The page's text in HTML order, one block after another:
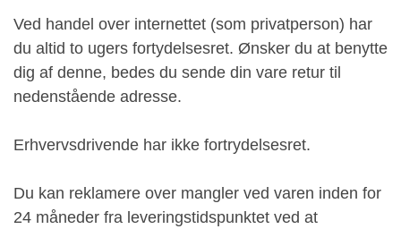
Ved handel over internettet (som privatperson) har
du altid to ugers fortydelsesret. Ønsker du at benytte
dig af denne, bedes du sende din vare retur til
nedenstående adresse.
Erhvervsdrivende har ikke fortrydelsesret.
Du kan reklamere over mangler ved varen inden for
24 måneder fra leveringstidspunktet ved at